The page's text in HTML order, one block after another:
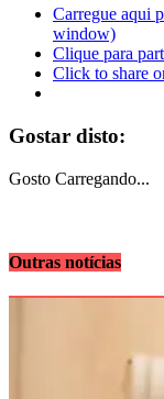
Carregue aqui
window)
Clique para
Click to share
Gostar disto:
Gosto Carregando...
Outras notícias